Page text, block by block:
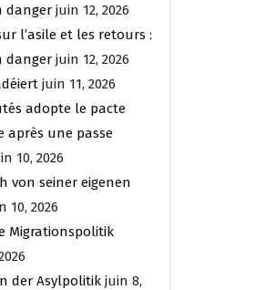
danger juin 12, 2026
l’asile et les retours :
danger juin 12, 2026
juin 11, 2026
adopte le pacte
après une passe
10, 2026
von seiner eigenen
10, 2026
Migrationspolitik
der Asylpolitik juin 8,